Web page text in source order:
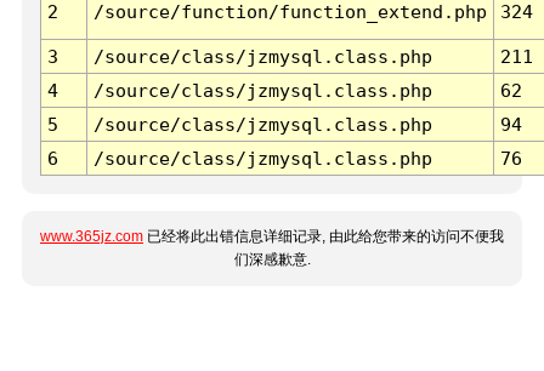
2 /source/function/function_extend.php 324
3 /source/class/jzmysql.class.php
211
4
/source/class/jzmysql.class.php
62
5
/source/class/jzmysql.class.php
94
6
/source/class/jzmysql.class.php 76
www.365jz.com 已经将此出错信息详细记录, 由此给您带来的访问不便我
们深感歉意.